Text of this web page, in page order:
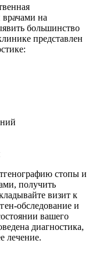
на
большинство
представлен
стопы и
получить
визит к
обследование и
вашего
диагностика,
лечение.